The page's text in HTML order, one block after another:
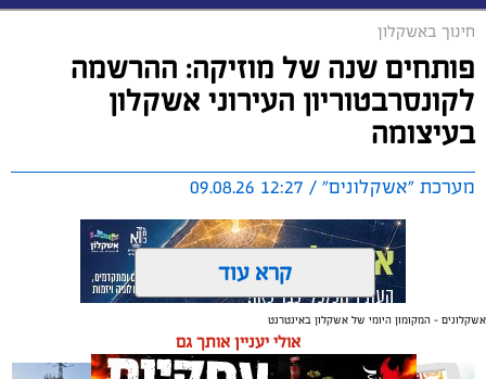
חינוך באשקלון
פותחים שנה של מוזיקה: ההרשמה
לקונסרבטוריון העירוני אשקלון
בעיצומה
מערכת "אשקלונים" / 12:27 09.08.26
מוזיקה, הקונסרבטוריון
קרא עוד
אשקלונים - המקומון היומי של אשקלון באינטרנט
אולי יעניין אותך גם